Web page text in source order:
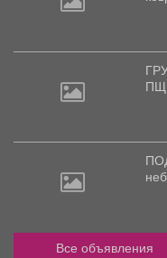
Все объявления